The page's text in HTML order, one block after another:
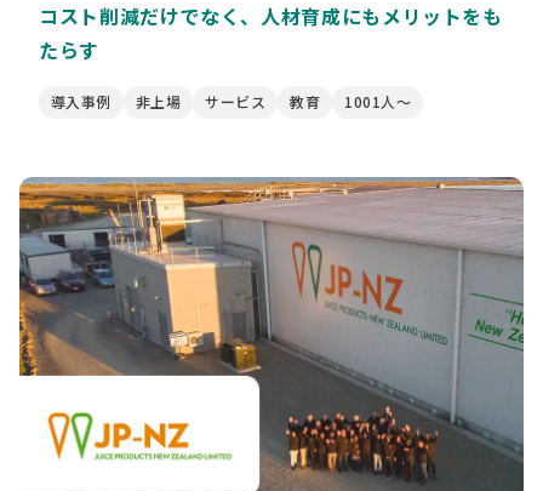
コスト削減だけでなく、人材育成にもメリットをも
たらす
導入事例 非上場 サービス 教育 1001人〜